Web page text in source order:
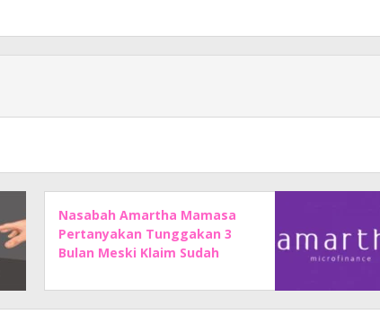
Nasabah Amartha Mamasa
Pertanyakan Tunggakan 3
Bulan Meski Klaim Sudah